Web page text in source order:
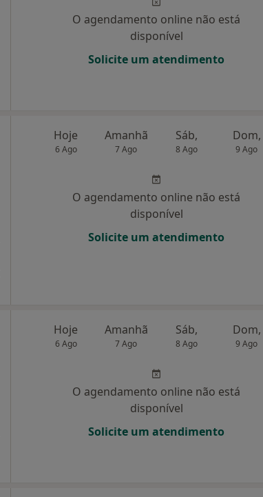
O agendamento online não está
disponível
Solicite um atendimento
Hoje
6 Ago
Amanhã
7 Ago
Sáb,
8 Ago
Dom,
9 Ago
O agendamento online não está
disponível
Solicite um atendimento
Hoje
6 Ago
Amanhã
7 Ago
Sáb,
8 Ago
Dom,
9 Ago
O agendamento online não está
disponível
Solicite um atendimento